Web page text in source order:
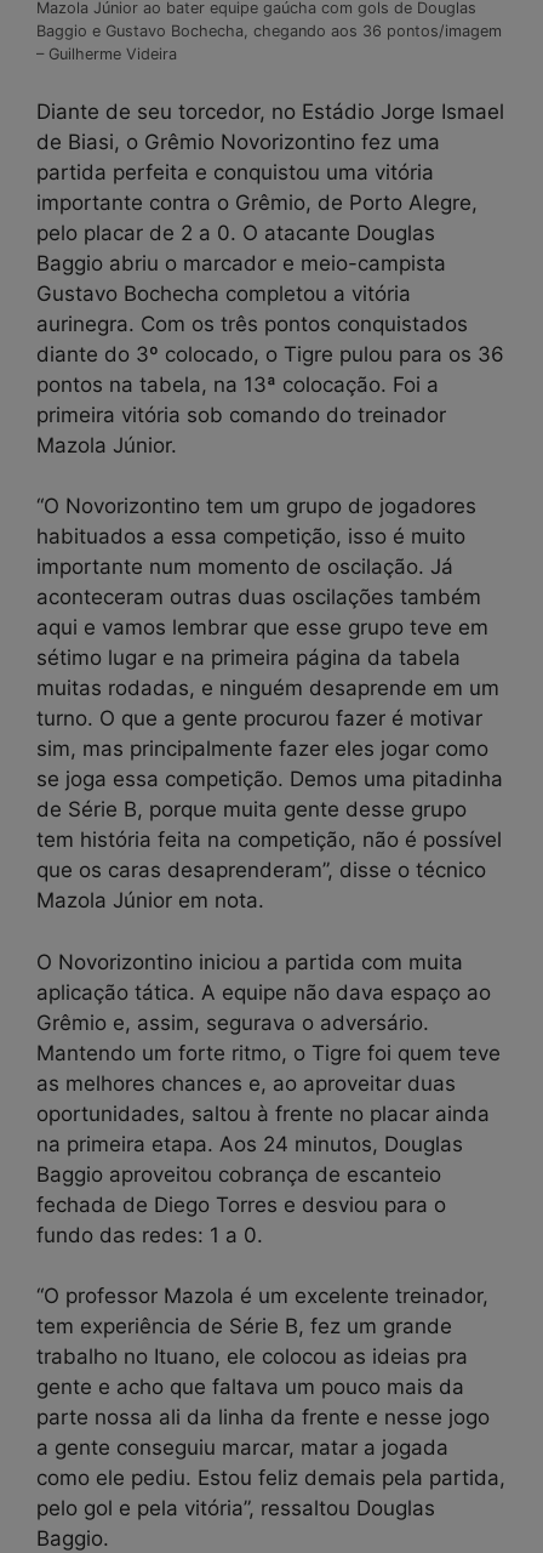
Mazola Júnior ao bater equipe gaúcha com gols de Douglas
Baggio e Gustavo Bochecha, chegando aos 36 pontos/imagem
– Guilherme Videira
Diante de seu torcedor, no Estádio Jorge Ismael
de Biasi, o Grêmio Novorizontino fez uma
partida perfeita e conquistou uma vitória
importante contra o Grêmio, de Porto Alegre,
pelo placar de 2 a 0. O atacante Douglas
Baggio abriu o marcador e meio-campista
Gustavo Bochecha completou a vitória
aurinegra. Com os três pontos conquistados
diante do 3º colocado, o Tigre pulou para os 36
pontos na tabela, na 13ª colocação. Foi a
primeira vitória sob comando do treinador
Mazola Júnior.
“O Novorizontino tem um grupo de jogadores
habituados a essa competição, isso é muito
importante num momento de oscilação. Já
aconteceram outras duas oscilações também
aqui e vamos lembrar que esse grupo teve em
sétimo lugar e na primeira página da tabela
muitas rodadas, e ninguém desaprende em um
turno. O que a gente procurou fazer é motivar
sim, mas principalmente fazer eles jogar como
se joga essa competição. Demos uma pitadinha
de Série B, porque muita gente desse grupo
tem história feita na competição, não é possível
que os caras desaprenderam”, disse o técnico
Mazola Júnior em nota.
O Novorizontino iniciou a partida com muita
aplicação tática. A equipe não dava espaço ao
Grêmio e, assim, segurava o adversário.
Mantendo um forte ritmo, o Tigre foi quem teve
as melhores chances e, ao aproveitar duas
oportunidades, saltou à frente no placar ainda
na primeira etapa. Aos 24 minutos, Douglas
Baggio aproveitou cobrança de escanteio
fechada de Diego Torres e desviou para o
fundo das redes: 1 a 0.
“O professor Mazola é um excelente treinador,
tem experiência de Série B, fez um grande
trabalho no Ituano, ele colocou as ideias pra
gente e acho que faltava um pouco mais da
parte nossa ali da linha da frente e nesse jogo
a gente conseguiu marcar, matar a jogada
como ele pediu. Estou feliz demais pela partida,
pelo gol e pela vitória”, ressaltou Douglas
Baggio.